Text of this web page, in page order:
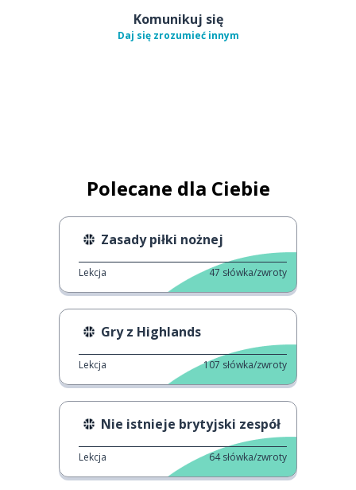
Komunikuj się
Daj się zrozumieć innym
Polecane dla Ciebie
Zasady piłki nożnej
Lekcja 47 słówka/zwroty
Gry z Highlands
Lekcja 107 słówka/zwroty
Nie istnieje brytyjski zespół
Lekcja 64 słówka/zwroty